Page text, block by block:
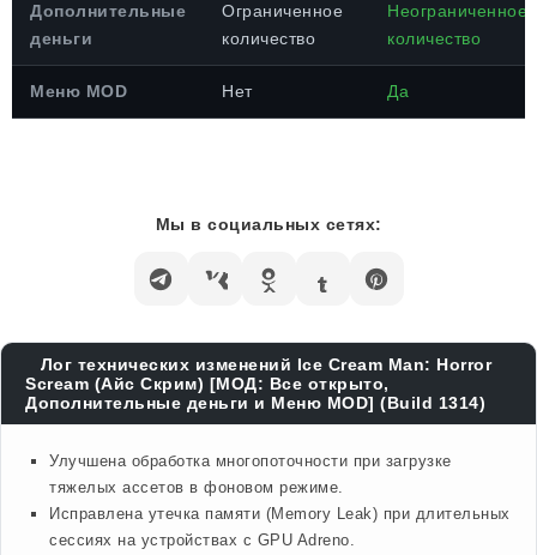
Дополнительные
деньги
Ограниченное
количество
Неограниченное
количество
Меню MOD Нет Да
Мы в социальных сетях:
Лог технических изменений Ice Cream Man: Horror
Scream (Айс Скрим) [МОД: Все открыто,
Дополнительные деньги и Меню MOD] (Build 1314)
Улучшена обработка многопоточности при загрузке
тяжелых ассетов в фоновом режиме.
Исправлена утечка памяти (Memory Leak) при длительных
сессиях на устройствах с GPU Adreno.